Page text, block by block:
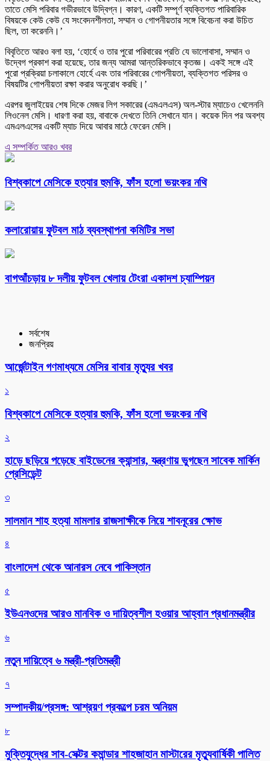
তাতে মেসি পরিবার গভীরভাবে উদ্বিগ্ন। কারণ, একটি সম্পূর্ণ ব্যক্তিগত পারিবারিক
বিষয়কে কেউ কেউ যে সংবেদনশীলতা, সম্মান ও গোপনীয়তার সঙ্গে বিবেচনা করা উচিত
ছিল, তা করেননি।’
বিবৃতিতে আরও বলা হয়, ‘হোর্হে ও তার পুরো পরিবারের প্রতি যে ভালোবাসা, সম্মান ও
উদ্বেগ প্রকাশ করা হয়েছে, তার জন্য আমরা আন্তরিকভাবে কৃতজ্ঞ। একই সঙ্গে এই
পুরো প্রক্রিয়া চলাকালে হোর্হে এবং তার পরিবারের গোপনীয়তা, ব্যক্তিগত পরিসর ও
বিষয়টির গোপনীয়তা রক্ষা করার অনুরোধ করছি।’
এরপর জুলাইয়ের শেষ দিকে মেজর লিগ সকারের (এমএলএস) অল-স্টার ম্যাচেও খেলেননি
লিওনেল মেসি। ধারণা করা হয়, বাবাকে দেখতে তিনি সেখানে যান। কয়েক দিন পর অবশ্য
এমএলএসের একটি ম্যাচ দিয়ে আবার মাঠে ফেরেন মেসি।
এ সম্পর্কিত আরও খবর
বিশ্বকাপে মেসিকে হত্যার হুমকি, ফাঁস হলো ভয়ংকর নথি
কলারোয়ায় ফুটবল মাঠ ব্যবস্থাপনা কমিটির সভা
বাগআঁচড়ায় ৮ দলীয় ফুটবল খেলায় টেংরা একাদশ চ্যাম্পিয়ন
সর্বশেষ
জনপ্রিয়
আর্জেন্টাইন গণমাধ্যমে মেসির বাবার মৃত্যুর খবর
১
বিশ্বকাপে মেসিকে হত্যার হুমকি, ফাঁস হলো ভয়ংকর নথি
২
হাড়ে ছড়িয়ে পড়েছে বাইডেনের ক্যান্সার, যন্ত্রণায় ভুগছেন সাবেক মার্কিন
প্রেসিডেন্ট
৩
সালমান শাহ হত্যা মামলার রাজসাক্ষীকে নিয়ে শাবনূরের ক্ষোভ
৪
বাংলাদেশ থেকে আনারস নেবে পাকিস্তান
৫
ইউএনওদের আরও মানবিক ও দায়িত্বশীল হওয়ার আহ্বান প্রধানমন্ত্রীর
৬
নতুন দায়িত্বে ৬ মন্ত্রী-প্রতিমন্ত্রী
৭
সম্পাদকীয়/প্রসঙ্গ: আশ্রয়ণ প্রকল্পে চরম অনিয়ম
৮
মুক্তিযুদ্ধের সাব-সেক্টর কমান্ডার শাহজাহান মাস্টারের মৃত্যুবার্ষিকী পালিত